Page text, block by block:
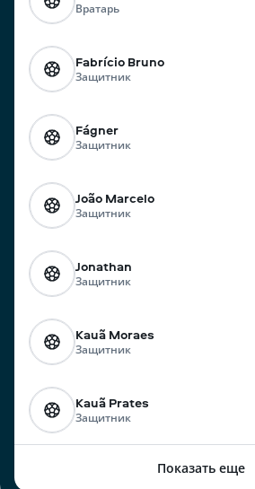
Вратарь
Fabrício Bruno
Защитник
Fágner
Защитник
João Marcelo
Защитник
Jonathan
Защитник
Kauã Moraes
Защитник
Kauã Prates
Защитник
Показать еще